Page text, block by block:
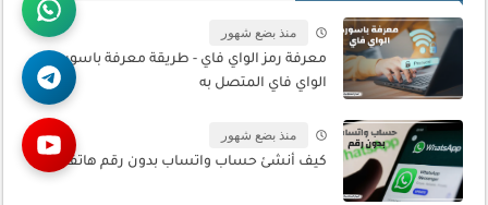
منذ بضع شهور
معرفة رمز الواي فاي - طريقة معرفة باسورد
الواي فاي المتصل به
منذ بضع شهور
كيف أنشئ حساب واتساب بدون رقم هاتف؟